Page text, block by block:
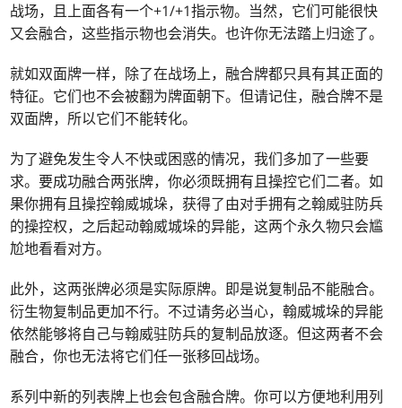
战场，且上面各有一个+1/+1指示物。当然，它们可能很快
又会融合，这些指示物也会消失。也许你无法踏上归途了。
就如双面牌一样，除了在战场上，融合牌都只具有其正面的
特征。它们也不会被翻为牌面朝下。但请记住，融合牌不是
双面牌，所以它们不能转化。
为了避免发生令人不快或困惑的情况，我们多加了一些要
求。要成功融合两张牌，你必须既拥有且操控它们二者。如
果你拥有且操控翰威城垛，获得了由对手拥有之翰威驻防兵
的操控权，之后起动翰威城垛的异能，这两个永久物只会尴
尬地看看对方。
此外，这两张牌必须是实际原牌。即是说复制品不能融合。
衍生物复制品更加不行。不过请务必当心，翰威城垛的异能
依然能够将自己与翰威驻防兵的复制品放逐。但这两者不会
融合，你也无法将它们任一张移回战场。
系列中新的列表牌上也会包含融合牌。你可以方便地利用列